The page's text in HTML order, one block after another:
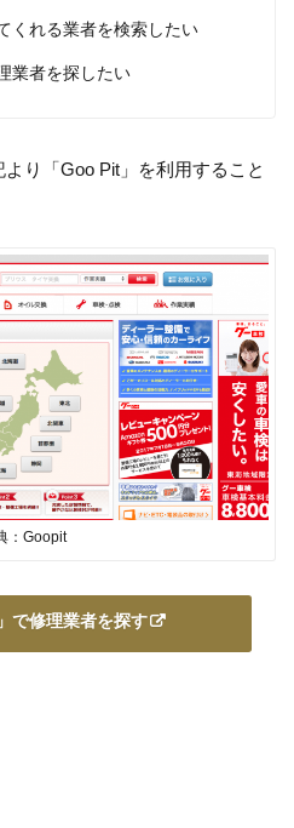
くれる業者を検索したい
業者を探したい
り「Goo Pit」を利用すること
：Goopit
で修理業者を探す